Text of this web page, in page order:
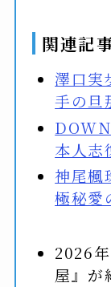
関連記
澤口実
手の旦
本人志
神尾楓
極秘愛
2026
屋』が